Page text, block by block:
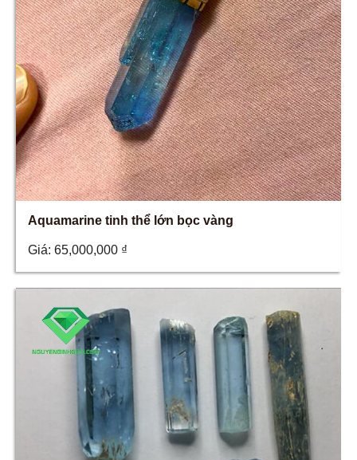
Aquamarine tinh thể lớn bọc vàng
Giá: 65,000,000 ₫